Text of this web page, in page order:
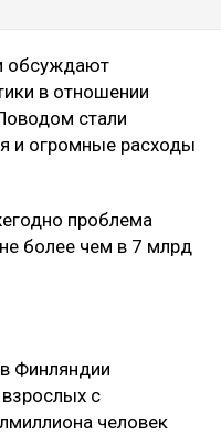
обсуждают
в отношении
стали
и огромные расходы
проблема
более чем в 7 млрд
Финляндии
с
человек